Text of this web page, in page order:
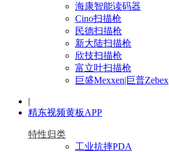
海康智能读码器
Cino扫描枪
民德扫描枪
新大陆扫描枪
欣技扫描枪
富立叶扫描枪
巨盛Mexxen|巨普Zebex
|
精东视频黄板APP
特性归类
工业抗摔PDA